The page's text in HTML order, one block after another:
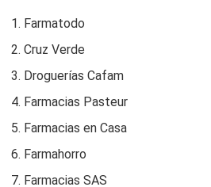
Farmatodo
Cruz Verde
Droguerías Cafam
Farmacias Pasteur
Farmacias en Casa
Farmahorro
Farmacias SAS